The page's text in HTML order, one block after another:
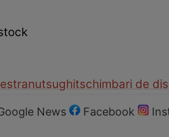
stranutsughitschimbari de
News Facebook